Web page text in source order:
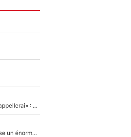
Mercato - OM - «Dès que je prends un club, je t’appellerai» : La promesse de Marcelino au moment de claquer la porte
Victime de racisme contre Murray, Kyrgios pousse un énorme coup de gueule !